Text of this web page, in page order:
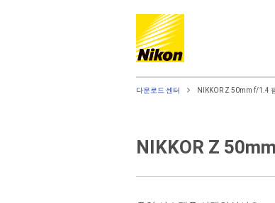
다운로드 센터 NIKKOR Z 50mm f/1.4
NIKKOR Z